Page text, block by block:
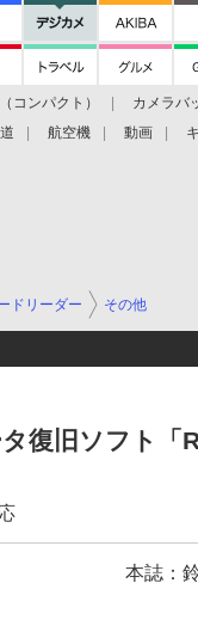
コンパクト） カメラバ
航空機 動画
ドリーダー その他
復旧ソフト「
本誌：